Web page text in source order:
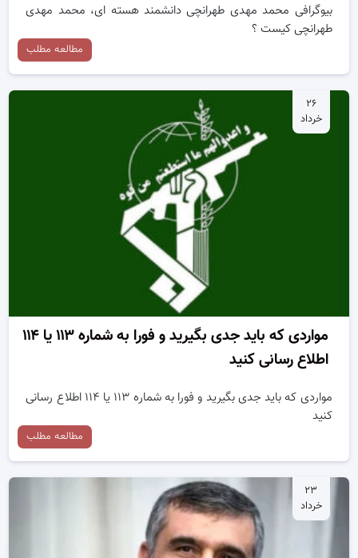
بیوگرافی محمد مهدی طهرانچی دانشمند هسته ای، محمد مهدی
طهرانچی کیست ؟
مطالعه مطلب
۲۶
خرداد
مواردی که باید جدی بگیرید و فورا به شماره ۱۱۳ یا ۱۱۴
اطلاع رسانی کنید
مواردی که باید جدی بگیرید و فورا به شماره ۱۱۳ یا ۱۱۴ اطلاع رسانی
کنید
مطالعه مطلب
۲۳
خرداد